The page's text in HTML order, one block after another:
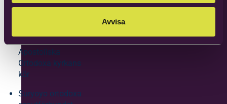
Avvisa
Ortodoxa kyrkans
Apostoliska
Ortodoxa kyrkans
kör
Suryoyo ortodoxa